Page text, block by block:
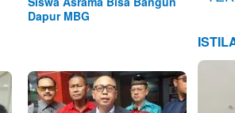
Dapur MBG